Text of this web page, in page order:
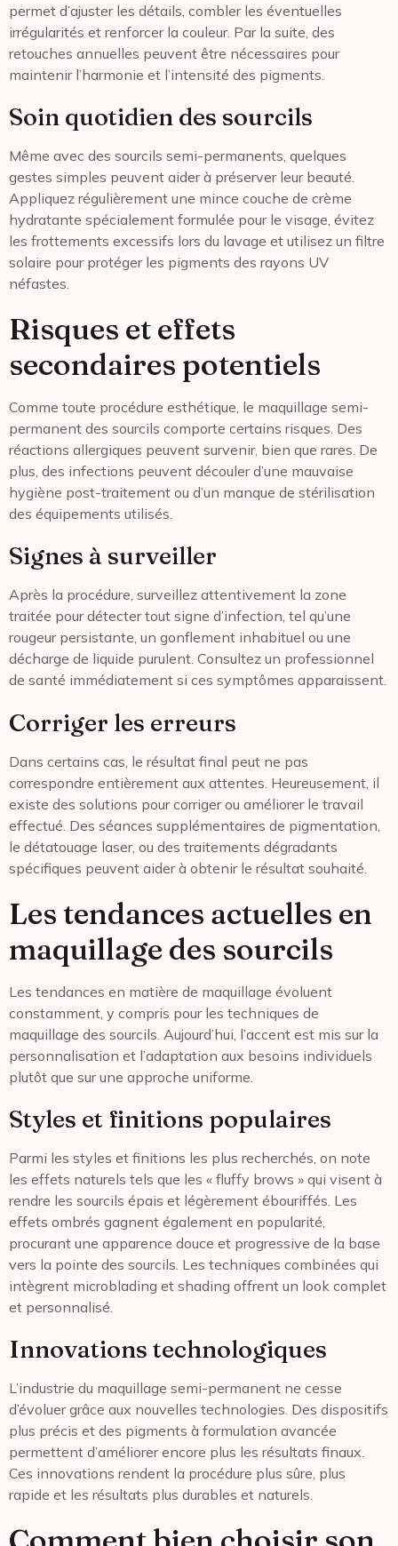
permet d’ajuster les détails, combler les éventuelles
irrégularités et renforcer la couleur. Par la suite, des
retouches annuelles peuvent être nécessaires pour
maintenir l’harmonie et l’intensité des pigments.
Soin quotidien des sourcils
Même avec des sourcils semi-permanents, quelques
gestes simples peuvent aider à préserver leur beauté.
Appliquez régulièrement une mince couche de crème
hydratante spécialement formulée pour le visage, évitez
les frottements excessifs lors du lavage et utilisez un filtre
solaire pour protéger les pigments des rayons UV
néfastes.
Risques et effets
secondaires potentiels
Comme toute procédure esthétique, le maquillage semi-
permanent des sourcils comporte certains risques. Des
réactions allergiques peuvent survenir, bien que rares. De
plus, des infections peuvent découler d’une mauvaise
hygiène post-traitement ou d’un manque de stérilisation
des équipements utilisés.
Signes à surveiller
Après la procédure, surveillez attentivement la zone
traitée pour détecter tout signe d’infection, tel qu’une
rougeur persistante, un gonflement inhabituel ou une
décharge de liquide purulent. Consultez un professionnel
de santé immédiatement si ces symptômes apparaissent.
Corriger les erreurs
Dans certains cas, le résultat final peut ne pas
correspondre entièrement aux attentes. Heureusement, il
existe des solutions pour corriger ou améliorer le travail
effectué. Des séances supplémentaires de pigmentation,
le détatouage laser, ou des traitements dégradants
spécifiques peuvent aider à obtenir le résultat souhaité.
Les tendances actuelles en
maquillage des sourcils
Les tendances en matière de maquillage évoluent
constamment, y compris pour les techniques de
maquillage des sourcils. Aujourd’hui, l’accent est mis sur la
personnalisation et l’adaptation aux besoins individuels
plutôt que sur une approche uniforme.
Styles et finitions populaires
Parmi les styles et finitions les plus recherchés, on note
les effets naturels tels que les « fluffy brows » qui visent à
rendre les sourcils épais et légèrement ébouriffés. Les
effets ombrés gagnent également en popularité,
procurant une apparence douce et progressive de la base
vers la pointe des sourcils. Les techniques combinées qui
intègrent microblading et shading offrent un look complet
et personnalisé.
Innovations technologiques
L’industrie du maquillage semi-permanent ne cesse
d’évoluer grâce aux nouvelles technologies. Des dispositifs
plus précis et des pigments à formulation avancée
permettent d’améliorer encore plus les résultats finaux.
Ces innovations rendent la procédure plus sûre, plus
rapide et les résultats plus durables et naturels.